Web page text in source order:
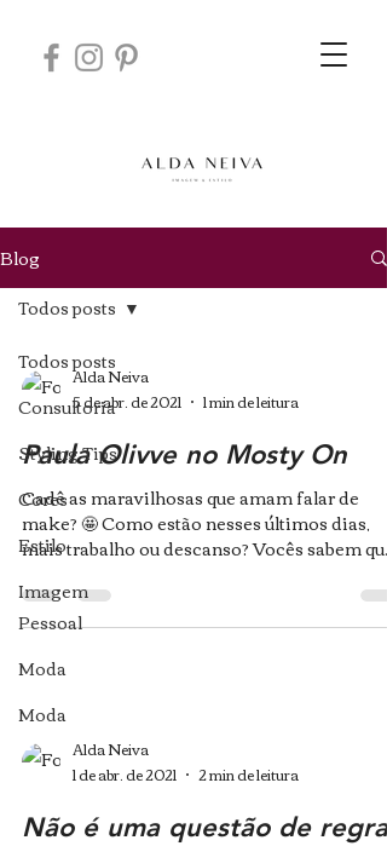
Blog
Todos posts
Consultoria
Styling Tips
Cores
Estilo
Imagem
Pessoal
Moda
Moda
Todos posts
Alda Neiva
5 de abr. de 2021
1 min de leitura
Paula Olivve no Mosty On
Cadê as maravilhosas que amam falar de
make? 🤩 Como estão nesses últimos dias,
mais trabalho ou descanso? Vocês sabem que
Alda Neiva
1 de abr. de 2021
2 min de leitura
Não é uma questão de